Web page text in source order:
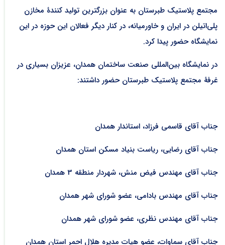
مجتمع پلاستیک طبرستان به عنوان بزرگترین تولید کنندۀ مخازن
پلی‌اتیلن در ایران و خاورمیانه، در کنار دیگر فعالان این حوزه در این
نمایشگاه حضور پیدا کرد.
‌در نمایشگاه بین‌المللی صنعت ساختمان همدان، عزیزان بسیاری در
غرفۀ مجتمع پلاستیک طبرستان حضور داشتند:
جناب آقای قاسمی فرزاد، استاندار همدان
جناب آقای رضایی، ریاست بنیاد مسکن استان همدان
جناب آقای مهندس فیض منش، شهردار منطقه 3 همدان
جناب آقای مهندس بادامی، عضو شورای شهر همدان
جناب آقای مهندس نظری، عضو شورای شهر همدان
جناب آقای سماوات، عضو هیات مدیره هلال احمر استان همدان